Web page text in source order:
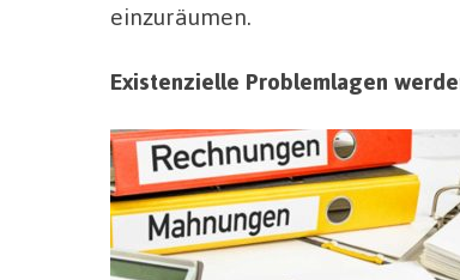
einzuräumen.
Existenzielle Problemlagen